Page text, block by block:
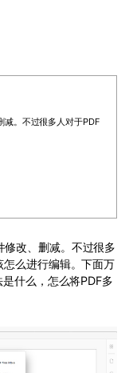
减。不过很多人对于PDF
修改、删减。不过很多
怎么进行编辑。下面万
什么，怎么将PDF多